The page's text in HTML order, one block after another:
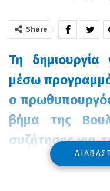
Share
Τη
μέσω
ο
βήμα της
συζήτησης για
πολιτικών